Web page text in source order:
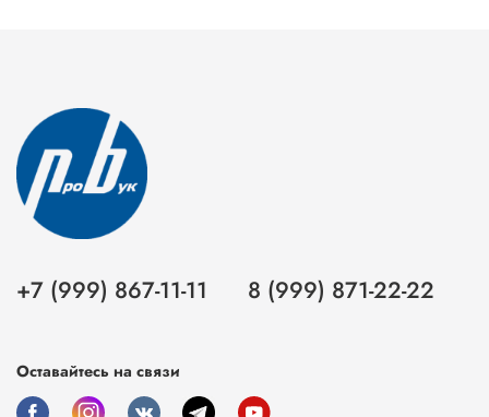
+7 (999) 867-11-11 8 (999) 871-22-22
Оставайтесь на связи